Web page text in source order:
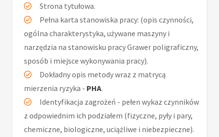
Strona tytułowa.
Pełna karta stanowiska pracy: (opis czynności,
ogólna charakterystyka, używane maszyny i
narzędzia na stanowisku pracy Grawer poligraficzny,
sposób i miejsce wykonywania pracy).
Dokładny opis metody wraz z matrycą
mierzenia ryzyka - PHA.
Identyfikacja zagrożeń - pełen wykaz czynników
z odpowiednim ich podziałem (fizyczne, pyły i pary,
chemiczne, biologiczne, uciążliwe i niebezpieczne).